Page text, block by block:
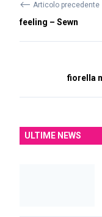
⟵ Articolo precedente
feeling – Sewn
fiorella
ULTIME NEWS